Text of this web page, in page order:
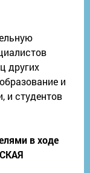
других
и
и студентов
в ходе